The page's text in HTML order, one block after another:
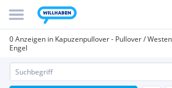
0 Anzeigen in Kapuzenpullover - Pullover /
Engel